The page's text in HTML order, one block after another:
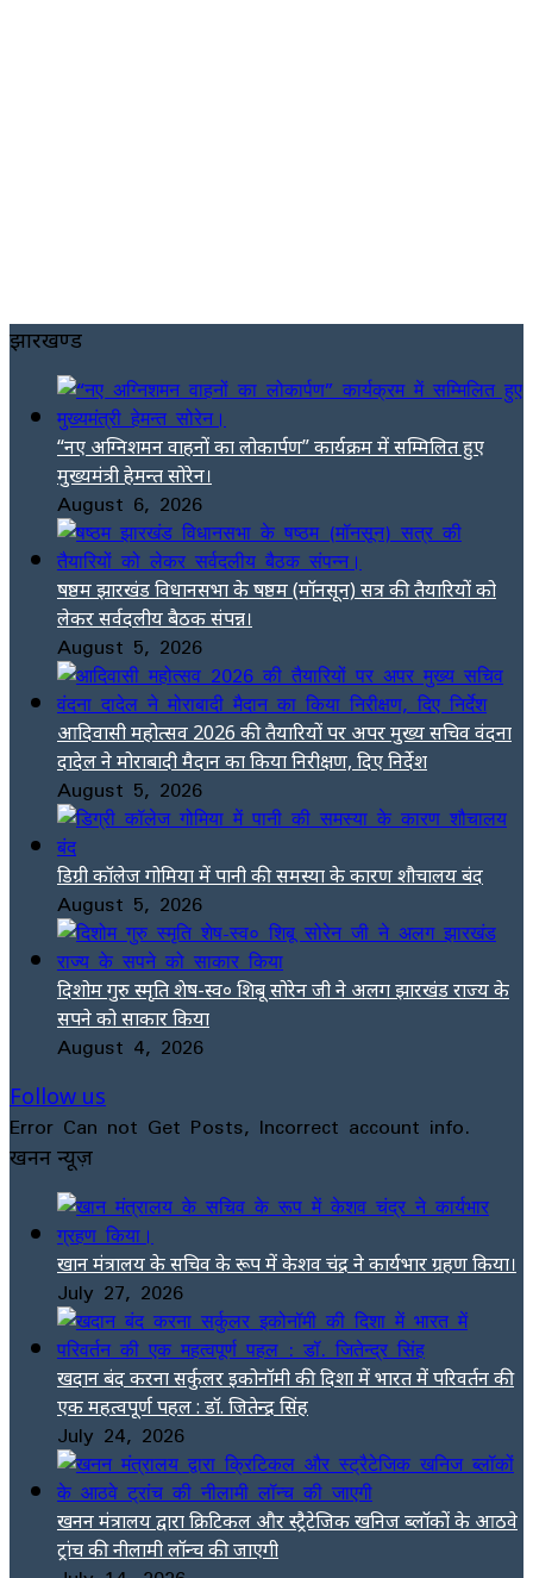
झारखण्ड
“नए अग्निशमन वाहनों का लोकार्पण” कार्यक्रम में सम्मिलित हुए
मुख्यमंत्री हेमन्त सोरेन।
August 6, 2026
षष्ठम झारखंड विधानसभा के षष्ठम (मॉनसून) सत्र की तैयारियों को
लेकर सर्वदलीय बैठक संपन्न।
August 5, 2026
आदिवासी महोत्सव 2026 की तैयारियों पर अपर मुख्य सचिव वंदना
दादेल ने मोराबादी मैदान का किया निरीक्षण, दिए निर्देश
August 5, 2026
डिग्री कॉलेज गोमिया में पानी की समस्या के कारण शौचालय बंद
August 5, 2026
दिशोम गुरु स्मृति शेष-स्व० शिबू सोरेन जी ने अलग झारखंड राज्य के
सपने को साकार किया
August 4, 2026
Follow us
Error Can not Get Posts, Incorrect account info.
खनन न्यूज़
खान मंत्रालय के सचिव के रूप में केशव चंद्र ने कार्यभार ग्रहण किया।
July 27, 2026
खदान बंद करना सर्कुलर इकोनॉमी की दिशा में भारत में परिवर्तन की
एक महत्वपूर्ण पहल : डॉ. जितेन्द्र सिंह
July 24, 2026
खनन मंत्रालय द्वारा क्रिटिकल और स्ट्रैटेजिक खनिज ब्लॉकों के आठवे
ट्रांच की नीलामी लॉन्च की जाएगी